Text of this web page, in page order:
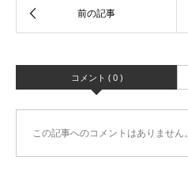
コメント ( 0 )
この記事へのコメントはありません。